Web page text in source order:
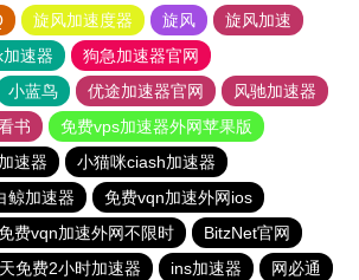
旋风加速度器 旋风
旋风加速
速器
狗急加速器官网
小蓝鸟 优途加速器官网
风驰加速器
书
免费vps加速器外网苹果版
速器
小猫咪ciash加速器
鲸加速器
免费vqn加速外网ios
费vqn加速外网不限时
BitzNet官网
免费2小时加速器 ins加速器
网必通